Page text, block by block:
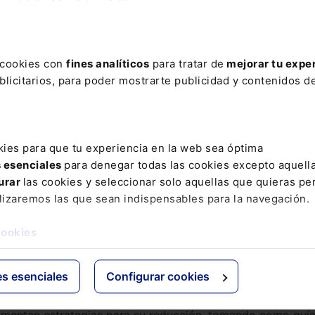
con fines analíticos para tratar de mejorar tu
para poder mostrarte publicidad y contenidos
para que tu experiencia en la web sea óptima
esenciales para denegar todas las cookies excepto
las cookies y seleccionar solo aquellas que quieras
las que sean indispensables para la navegación.
esenciales Configurar cookies
o actividad. Esto es, Clima Positivo o Carbono
sumado a la reducción de emisiones propias,
ser Clima Positivo
deben medir, gestionar y compensar su huella
prácticas son fundamentales para liderar el cambio
un enfoque integral, considerando emisiones desde la
de carbono evalúa emisiones considerando
y gestión de residuos, entre otros. Además de
sumados mediante el índice de Potencial de